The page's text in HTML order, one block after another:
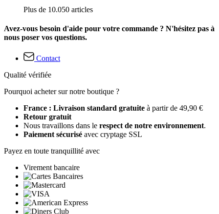
Plus de 10.050 articles
Avez-vous besoin d'aide pour votre commande ? N'hésitez pas à
nous poser vos questions.
Contact
Qualité vérifiée
Pourquoi acheter sur notre boutique ?
France : Livraison standard gratuite à partir de 49,90 €
Retour gratuit
Nous travaillons dans le respect de notre environnement.
Paiement sécurisé avec cryptage SSL
Payez en toute tranquillité avec
Virement bancaire